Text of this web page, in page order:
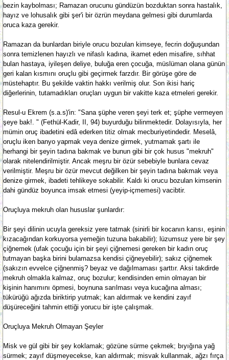
bezin kaybolması; Ramazan orucunu gündüzün bozduktan sonra hastalık,
hayız ve lohusalık gibi şer'i bir özrün meydana gelmesi gibi durumlarda
oruca kaza gerekir.
Ramazan da bunlardan biriyle orucu bozulan kimseye, fecrin doğuşundan
sonra temizlenen hayızlı ve nifaslı kadına, ikamet eden misafire, sıhhat
bulan hastaya, iyileşen deliye, buluğa eren çocuğa, müslüman olana günün
geri kalan kısmını oruçlu gibi geçirmek farzdır. Bir görüşe göre de
müstehaptır. Bu şekilde vaktin hakkı verilmiş olur. Son ikisi hariç
diğerlerinin, tutamadıkları oruçları uygun bir vakitte kaza etmeleri gerekir.
Resul-u Ekrem (s.a.s)'in: "Sana şüphe veren şeyi terk et; şüphe vermeyen
şeye bak!. " (Fethül-Kadir, II, 94) buyurduğu bilinmektedir. Dolayısıyla, her
mümin oruç ibadetini edâ ederken titiz olmak mecburiyetindedir. Meselâ,
oruçlu iken banyo yapmak veya denize girmek, yutmamak şartı ile
herhangi bir şeyin tadına bakmak ve bunun gibi bir çok husus "mekruh"
olarak nitelendirilmiştir. Ancak meşru bir özür sebebiyle bunlara cevaz
verilmiştir. Meşru bir özür mevcut değilken bir şeyin tadına bakmak veya
denize girmek, ibadeti tehlikeye sokabilir. Kaldı ki orucu bozulan kimsenin
dahi gündüz boyunca imsak etmesi (yeyip-içmemesi) vacibtir.
Oruçluya mekruh olan hususlar şunlardır:
Bir şeyi dilinin ucuyla gereksiz yere tatmak (sinirli bir kocanın karısı, eşinin
kızacağından korkuyorsa yemeğin tuzuna bakabilir); lüzumsuz yere bir şey
çiğnemek (ufak çocuğu için bir şeyi çiğnemesi gereken bir kadın oruç
tutmayan başka birini bulamazsa kendisi çiğneyebilir); sakız çiğnemek
(sakızın evvelce çiğnenmiş? beyaz ve dağılmaması şarttır. Aksi takdirde
mekruh olmakla kalmaz, oruç bozulur; kendisinden emin olmayan bir
kişinin hanımını öpmesi, boynuna sarılması veya kucağına alması;
tükürüğü ağızda biriktirip yutmak; kan aldırmak ve kendini zayıf
düşüreceğini tahmin ettiği yorucu bir işte çalışmak.
Oruçluya Mekruh Olmayan Şeyler
Misk ve gül gibi bir şey koklamak; gözüne sürme çekmek; bıyığına yağ
sürmek; zayıf düşmeyecekse, kan aldırmak; misvak kullanmak, ağzı fırça